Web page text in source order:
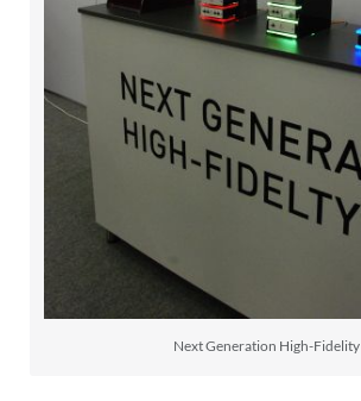
Next Generation High-Fidelity